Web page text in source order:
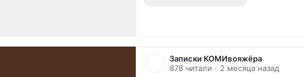
Записки КОМИвояжёра
878 читали · 2 месяца назад